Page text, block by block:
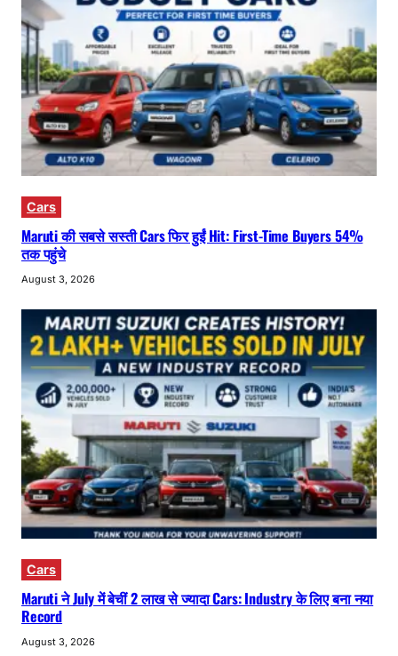
Cars
Maruti की सबसे सस्ती Cars फिर हुईं Hit: First-Time Buyers 54%
तक पहुंचे
August 3, 2026
Cars
Maruti ने July में बेचीं 2 लाख से ज्यादा Cars: Industry के लिए बना नया
Record
August 3, 2026